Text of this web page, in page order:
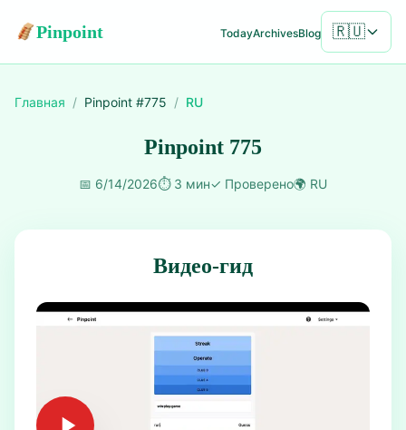
Pinpoint TodayArchivesBlog 🇷🇺
Главная / Pinpoint #775 / RU
Pinpoint 775
📅 6/14/2026⏱️ 3 мин✓ Проверено🌍 RU
Видео-гид